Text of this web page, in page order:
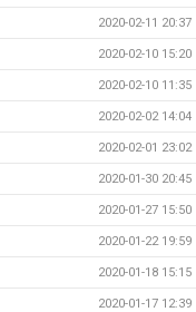
2020-02-11 20:37
2020-02-10 15:20
2020-02-10 11:35
2020-02-02 14:04
2020-02-01 23:02
2020-01-30 20:45
2020-01-27 15:50
2020-01-22 19:59
2020-01-18 15:15
2020-01-17 12:39